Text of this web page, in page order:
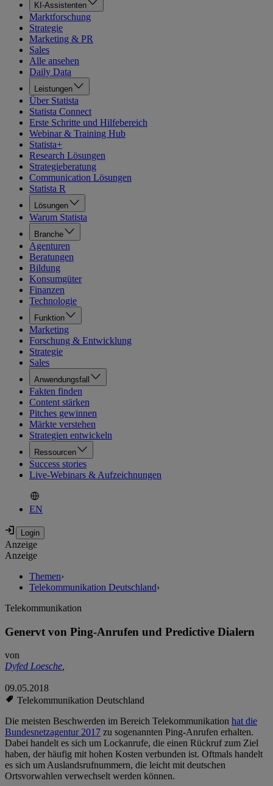
KI-Assistenten
Marktforschung
Strategie
Marketing & PR
Sales
Alle ansehen
Daily Data
Leistungen
Über Statista
Statista Connect
Erste Schritte und Hilfebereich
Webinar & Training Hub
Statista+
Research Lösungen
Strategieberatung
Communication Lösungen
Statista R
Lösungen
Warum Statista
Branche
Agenturen
Beratungen
Bildung
Konsumgüter
Finanzen
Technologie
Funktion
Marketing
Forschung & Entwicklung
Strategie
Sales
Anwendungsfall
Fakten finden
Content stärken
Pitches gewinnen
Märkte verstehen
Strategien entwickeln
Ressourcen
Success stories
Live-Webinars & Aufzeichnungen
EN
Anzeige
Anzeige
Themen›
Telekommunikation Deutschland›
Telekommunikation
Genervt von Ping-Anrufen und Predictive Dialern
von
Dyfed Loesche,
09.05.2018
Telekommunikation Deutschland
Die meisten Beschwerden im Bereich Telekommunikation hat die
Bundesnetzagentur 2017 zu sogenannten Ping-Anrufen erhalten.
Dabei handelt es sich um Lockanrufe, die einen Rückruf zum Ziel
haben, der häufig mit hohen Kosten verbunden ist. Oftmals handelt
es sich um Auslandsrufnummern, die leicht mit deutschen
Ortsvorwahlen verwechselt werden können.